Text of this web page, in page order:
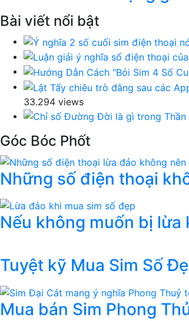
Bài viết nổi bật
33.294 views
Góc Bóc Phốt
Những số điện thoại
Nếu không muốn bị lừa
Tuyệt kỹ Mua Sim Số
Mua bán Sim Phong